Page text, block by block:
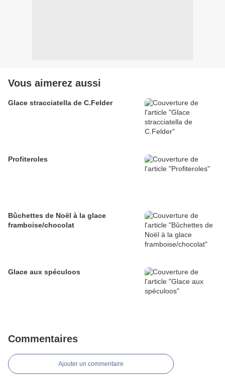
Vous aimerez aussi
Glace stracciatella de C.Felder
Profiteroles
Bûchettes de Noël à la glace
framboise/chocolat
Glace aux spéculoos
Commentaires
Ajouter un commentaire